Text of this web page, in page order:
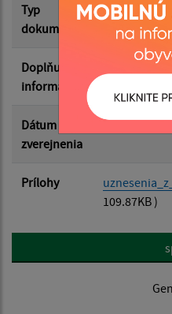
Typ
dokumentu
Zasadnutia
Doplňujúce
informácie
Dátum
zverejnenia
23.03.2026
Prílohy
109.87KB )